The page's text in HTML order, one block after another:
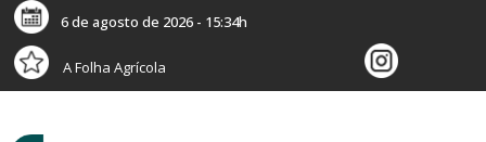
6 de agosto de 2026 - 15:34h
A Folha Agrícola